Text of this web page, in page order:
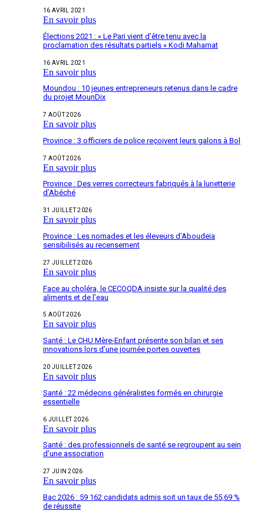
16 AVRIL 2021
En savoir plus
Élections 2021 : « Le Pari vient d’être tenu avec la
proclamation des résultats partiels « Kodi Mahamat
16 AVRIL 2021
En savoir plus
Moundou : 10 jeunes entrepreneurs retenus dans le cadre
du projet MounDix
7 AOÛT 2026
En savoir plus
Province : 3 officiers de police reçoivent leurs galons à Bol
7 AOÛT 2026
En savoir plus
Province : Des verres correcteurs fabriqués à la lunetterie
d’Abéché
31 JUILLET 2026
En savoir plus
Province : Les nomades et les éleveurs d’Aboudeïa
sensibilisés au recensement
27 JUILLET 2026
En savoir plus
Face au choléra, le CECOQDA insiste sur la qualité des
aliments et de l’eau
5 AOÛT 2026
En savoir plus
Santé : Le CHU Mère-Enfant présente son bilan et ses
innovations lors d’une journée portes ouvertes
20 JUILLET 2026
En savoir plus
Santé : 22 médecins généralistes formés en chirurgie
essentielle
6 JUILLET 2026
En savoir plus
Santé : des professionnels de santé se regroupent au sein
d’une association
27 JUIN 2026
En savoir plus
Bac 2026 : 59 162 candidats admis soit un taux de 55,69 %
de réussite